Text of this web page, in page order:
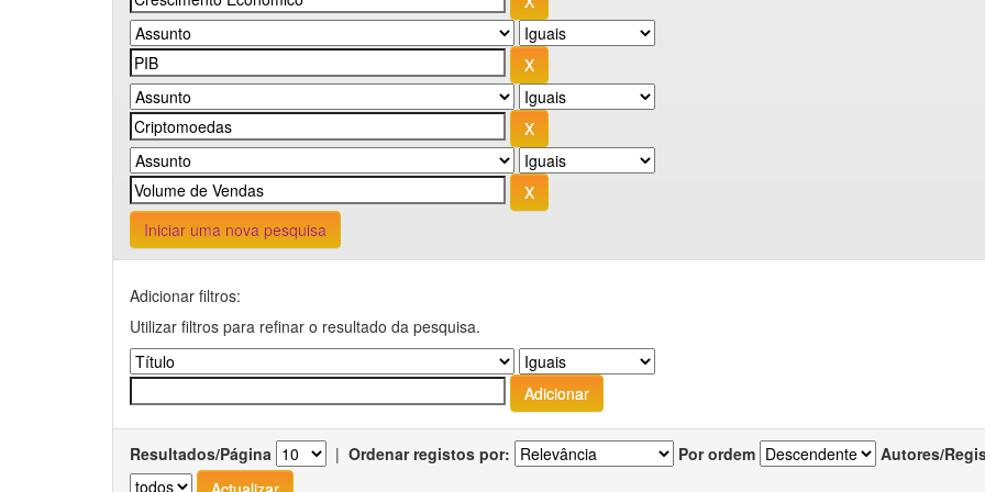
Iniciar uma nova pesquisa
Adicionar filtros:
Utilizar filtros para refinar o resultado da pesquisa.
Resultados/Página | Ordenar registos por: Por ordem Autores/